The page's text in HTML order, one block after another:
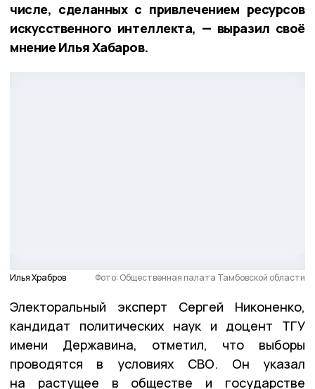
числе, сделанных с привлечением ресурсов
искусственного интеллекта, — выразил своё
мнение Илья Хабаров.
Илья Храбров Фото: Общественная палата Тамбовской области
Электоральный эксперт Сергей Никоненко,
кандидат политических наук и доцент ТГУ
имени Державина, отметил, что выборы
проводятся в условиях СВО. Он указал
на растущее в обществе и государстве